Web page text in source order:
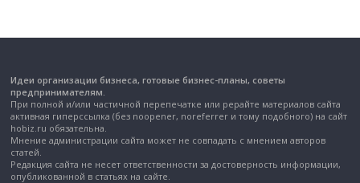
Идеи организации бизнеса, готовые бизнес-планы, советы
предпринимателям.
При полной и/или частичной перепечатке или рерайте материалов сайта
активная гиперссылка (без noopener, noreferrer и тому подобного) на сайт
hobiz.ru обязательна.
Мнение администрации сайта может не совпадать с мнением авторов
статей.
Редакция сайта не несет ответственности за достоверность информации,
опубликованной в статьях на сайте.